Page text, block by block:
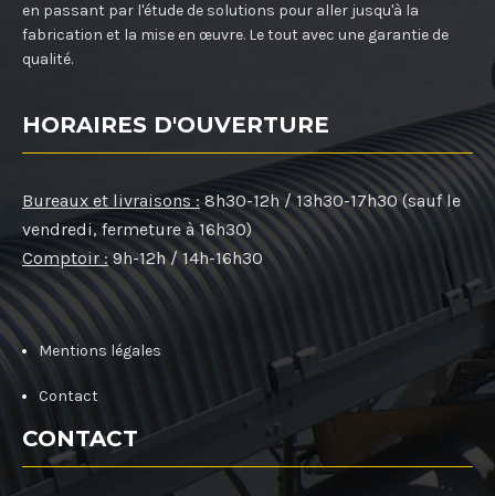
en passant par l'étude de solutions pour aller jusqu'à la
fabrication et la mise en œuvre. Le tout avec une garantie de
qualité.
HORAIRES D'OUVERTURE
Bureaux et livraisons : 8h30-12h / 13h30-17h30 (sauf le
vendredi, fermeture à 16h30)
Comptoir : 9h-12h / 14h-16h30
Mentions légales
Contact
CONTACT